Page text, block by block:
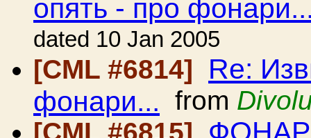
опять - про
dated 10 Jan 2005
[CML #6814] Re:
фонари... from